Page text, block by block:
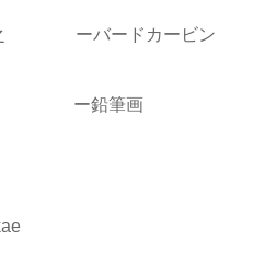
之 ーバードカービン
筆画